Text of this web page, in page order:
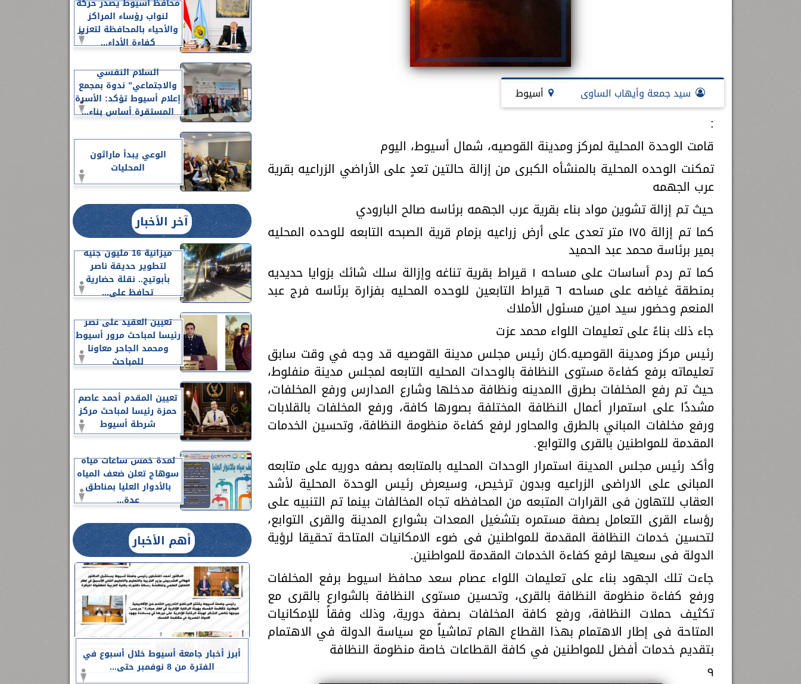
سيد جمعة وأيهاب الساوى أسيوط
:
قامت الوحدة المحلية لمركز ومدينة القوصيه، شمال أسيوط، اليوم
تمكنت الوحده المحلية بالمنشأه الكبرى من إزالة حالتين تعدٍ على الأراضي الزراعيه بقرية
عرب الجهمه
حيث تم إزالة تشوين مواد بناء بقرية عرب الجهمه برئاسه صالح البارودي
كما تم إزالة ١٧٥ متر تعدى على أرض زراعيه بزمام قرية الصبحه التابعه للوحده المحليه
بمير برئاسة محمد عبد الحميد
كما تم ردم أساسات على مساحه ١ قيراط بقرية تناغه وإزالة سلك شائك بزوايا حديديه
بمنطقة غياضه على مساحه ٦ قيراط التابعين للوحده المحليه بفزارة برئاسه فرج عبد
المنعم وحضور سيد امين مسئول الأملاك
جاء ذلك بناءً على تعليمات اللواء محمد عزت
رئيس مركز ومدينة القوصيه.كان رئيس مجلس مدينة القوصيه قد وجه في وقت سابق
تعليماته برفع كفاءة مستوى النظافة بالوحدات المحليه التابعه لمجلس مدينة منفلوط،
حيث تم رفع المخلفات بطرق االمدينه ونظافة مدخلها وشارع المدارس ورفع المخلفات،
مشددًا على استمرار أعمال النظافة المختلفة بصورها كافة، ورفع المخلفات بالقلابات
ورفع مخلفات المباني بالطرق والمحاور لرفع كفاءة منظومة النظافة، وتحسين الخدمات
المقدمة للمواطنين بالقرى والتوابع.
وأكد رئيس مجلس المدينة استمرار الوحدات المحليه بالمتابعه بصفه دوريه على متابعه
المبانى على الاراضى الزراعيه وبدون ترخيص، وسيعرض رئيس الوحدة المحلية لأشد
العقاب للتهاون فى القرارات المتبعه من المحافظه تجاه المخالفات بينما تم التنبيه على
رؤساء القرى التعامل بصفة مستمره بتشغيل المعدات بشوارع المدينة والقرى التوابع،
لتحسين خدمات النظافة المقدمة للمواطنين فى ضوء الامكانيات المتاحة تحقيقا لرؤية
الدولة فى سعيها لرفع كفاءة الخدمات المقدمة للمواطنين.
جاءت تلك الجهود بناء على تعليمات اللواء عصام سعد محافظ اسيوط برفع المخلفات
ورفع كفاءة منظومة النظافة بالقرى، وتحسين مستوى النظافة بالشوارع بالقرى مع
تكثيف حملات النظافة، ورفع كافة المخلفات بصفة دورية، وذلك وفقاً للإمكانيات
المتاحة فى إطار الاهتمام بهذا القطاع الهام تماشياً مع سياسة الدولة في الاهتمام
بتقديم خدمات أفضل للمواطنين في كافة القطاعات خاصة منظومة النظافة
٩
محافظ أسيوط يصدر حركة
لنواب رؤساء المراكز
والأحياء بالمحافظة لتعزيز
كفاءة الأداء...
السلام النفسي
والاجتماعي” ندوة بمجمع
إعلام أسيوط تؤكد: الأسرة
المستقرة أساس بناء...
الوعي يبدأ ماراثون
المحليات
آخر الأخبار
ميزانية 16 مليون جنيه
لتطوير حديقة ناصر
بأبوتيج.. نقلة حضارية
تحافظ على...
تعيين العقيد على نصر
رئيسا لمباحث مرور أسيوط
ومحمد الجاحر معاونا
للمباحث
تعيين المقدم أحمد عاصم
حمزة رئيسا لمباحث مركز
شرطة أسيوط
لمدة خمس ساعات مياه
سوهاج تعلن ضعف المياه
بالأدوار العليا بمناطق
عدة...
أهم الأخبار
أبرز أخبار جامعة أسيوط خلال أسبوع في
الفترة من 8 نوفمبر حتى...